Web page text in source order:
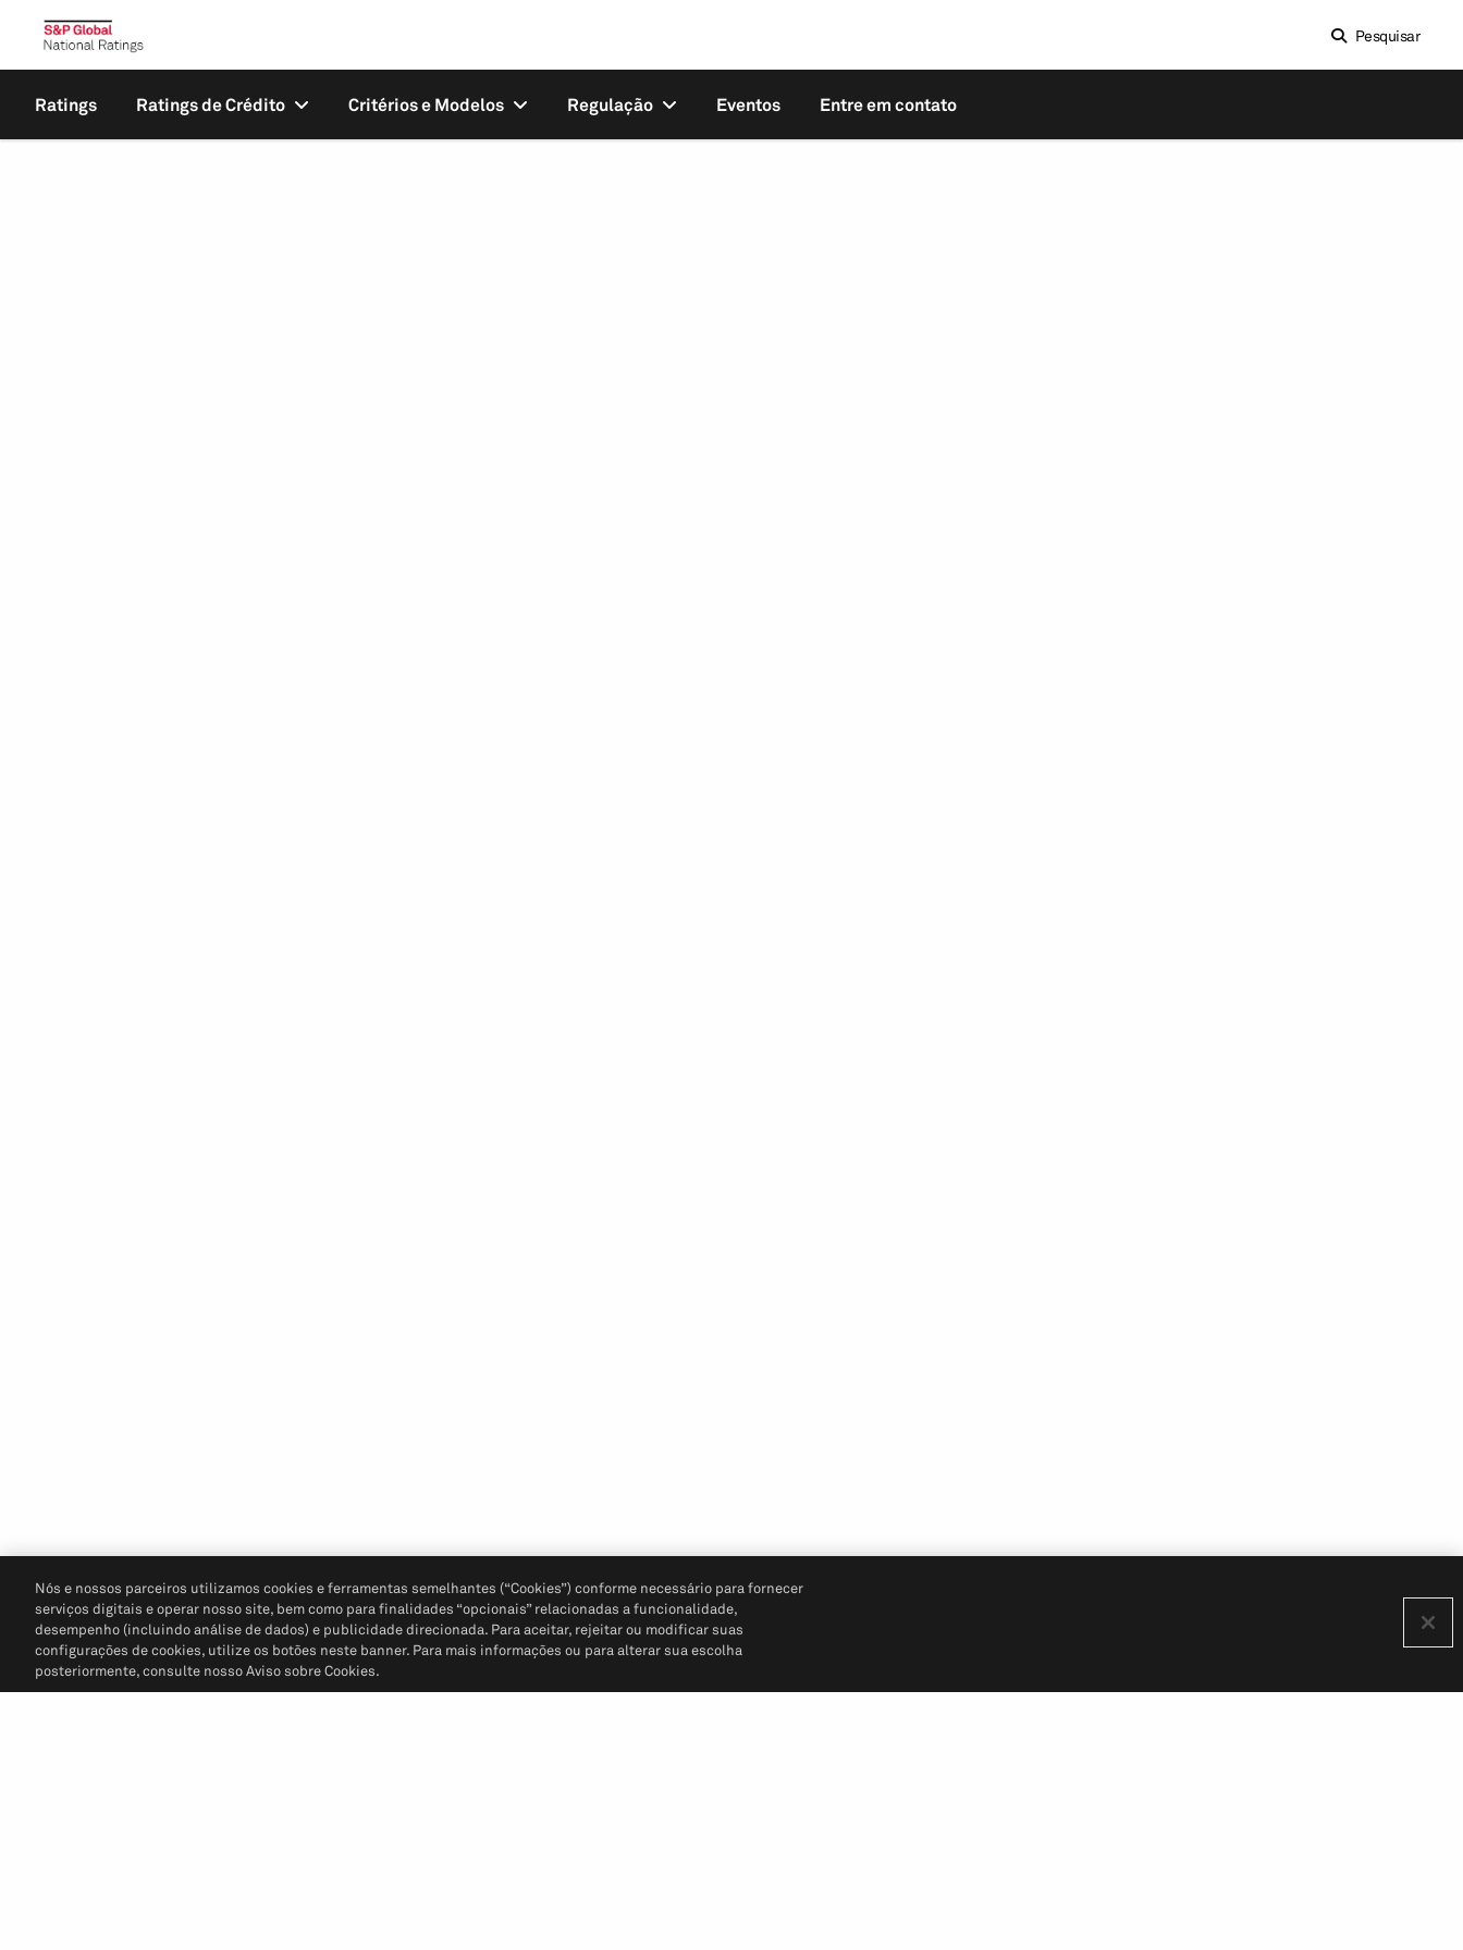
Pesquisar
Ratings Ratings de Crédito Critérios e Modelos Regulação Eventos Entre em contato
Nós e nossos parceiros utilizamos cookies e ferramentas semelhantes (“Cookies”) conforme necessário para fornecer
serviços digitais e operar nosso site, bem como para finalidades “opcionais” relacionadas a funcionalidade,
desempenho (incluindo análise de dados) e publicidade direcionada. Para aceitar, rejeitar ou modificar suas
configurações de cookies, utilize os botões neste banner. Para mais informações ou para alterar sua escolha
posteriormente, consulte nosso Aviso sobre Cookies.